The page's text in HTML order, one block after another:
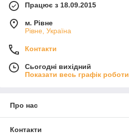
Працює з 18.09.2015
м. Рівне
Рівне, Україна
Контакти
Сьогодні вихідний
Показати весь графік роботи
Про нас
Контакти